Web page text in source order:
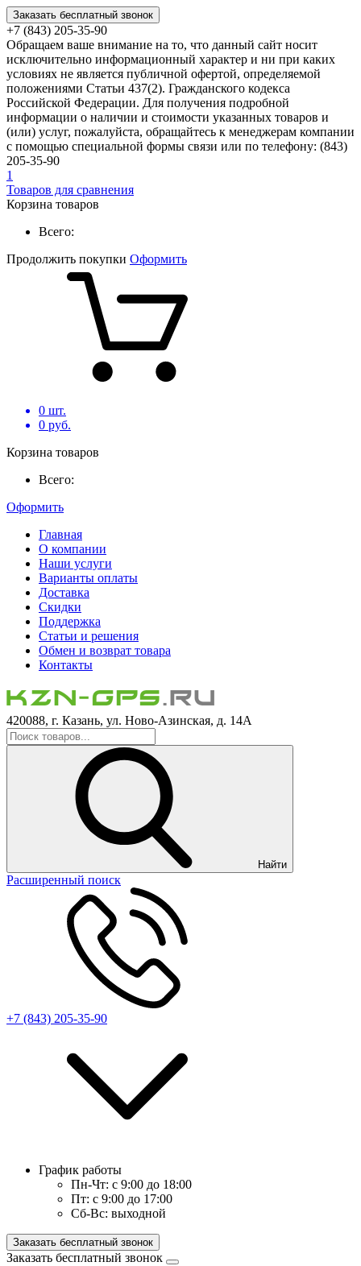
Заказать бесплатный звонок
+7 (843) 205-35-90
Обращаем ваше внимание на то, что данный сайт носит
исключительно информационный характер и ни при каких
условиях не является публичной офертой, определяемой
положениями Статьи 437(2). Гражданского кодекса
Российской Федерации. Для получения подробной
информации о наличии и стоимости указанных товаров и
(или) услуг, пожалуйста, обращайтесь к менеджерам компании
с помощью специальной формы связи или по телефону: (843)
205-35-90
1
Товаров для сравнения
Корзина товаров
Всего:
Продолжить покупки Оформить
0 шт.
0 руб.
Корзина товаров
Всего:
Оформить
Главная
О компании
Наши услуги
Варианты оплаты
Доставка
Скидки
Поддержка
Статьи и решения
Обмен и возврат товара
Контакты
420088, г. Казань, ул. Ново-Азинская, д. 14А
Найти
Расширенный поиск
+7 (843) 205-35-90
График работы
Пн-Чт: с 9:00 до 18:00
Пт: с 9:00 до 17:00
Сб-Вс: выходной
Заказать бесплатный звонок
Заказать бесплатный звонок